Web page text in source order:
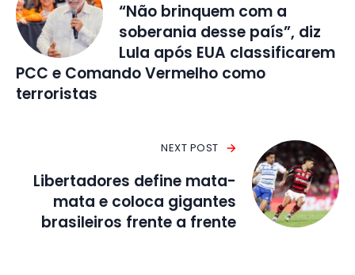
“Não brinquem com a
soberania desse país”, diz
Lula após EUA classificarem
PCC e Comando Vermelho como
terroristas
NEXT POST
Libertadores define mata-
mata e coloca gigantes
brasileiros frente a frente